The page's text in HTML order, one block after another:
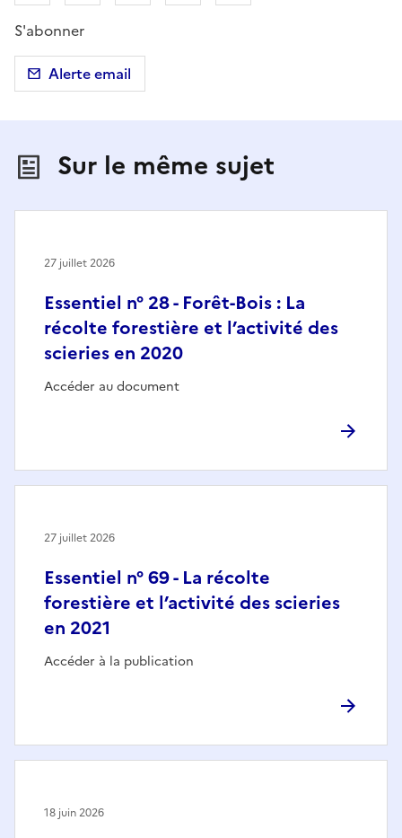
S'abonner
Alerte email
Sur le même sujet
Essentiel n° 28 - Forêt-Bois : La
récolte forestière et l’activité des
scieries en 2020
Accéder au document
27 juillet 2026
Essentiel n° 69 - La récolte
forestière et l’activité des scieries
en 2021
Accéder à la publication
27 juillet 2026
18 juin 2026